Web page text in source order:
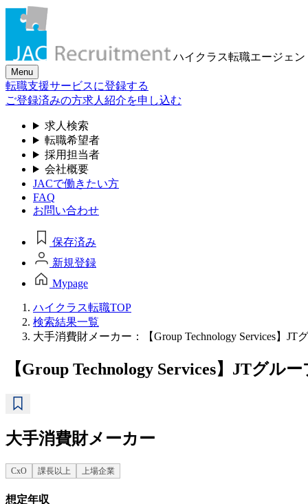
ハイクラス転職エージェン
Menu
転職支援サービスに登録する
ご登録済みの方求人紹介を申し込む
求人検索
転職希望者
採用担当者
会社概要
JACで働きたい方
FAQ
お問い合わせ
保存済み
新規登録
Mypage
ハイクラス転職TOP
検索結果一覧
大手消費財メーカー：【Group Technology Services】
【Group Technology Services】JTグ
大手消費財メーカー
CxO 課長以上 上場企業
想定年収